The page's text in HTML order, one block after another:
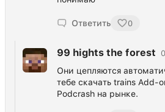
Ответить 0
99 hights the forest
Они цепляются
тебе скачать trains Add-
Podcrash на рынке.